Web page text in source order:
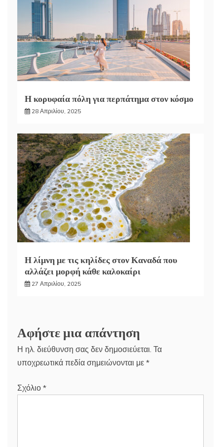
Η κορυφαία πόλη για περπάτημα στον κόσμο
28 Απριλίου, 2025
Η λίμνη με τις κηλίδες στον Καναδά που
αλλάζει μορφή κάθε καλοκαίρι
27 Απριλίου, 2025
Αφήστε μια απάντηση
Η ηλ. διεύθυνση σας δεν δημοσιεύεται. Τα
υποχρεωτικά πεδία σημειώνονται με *
Σχόλιο *